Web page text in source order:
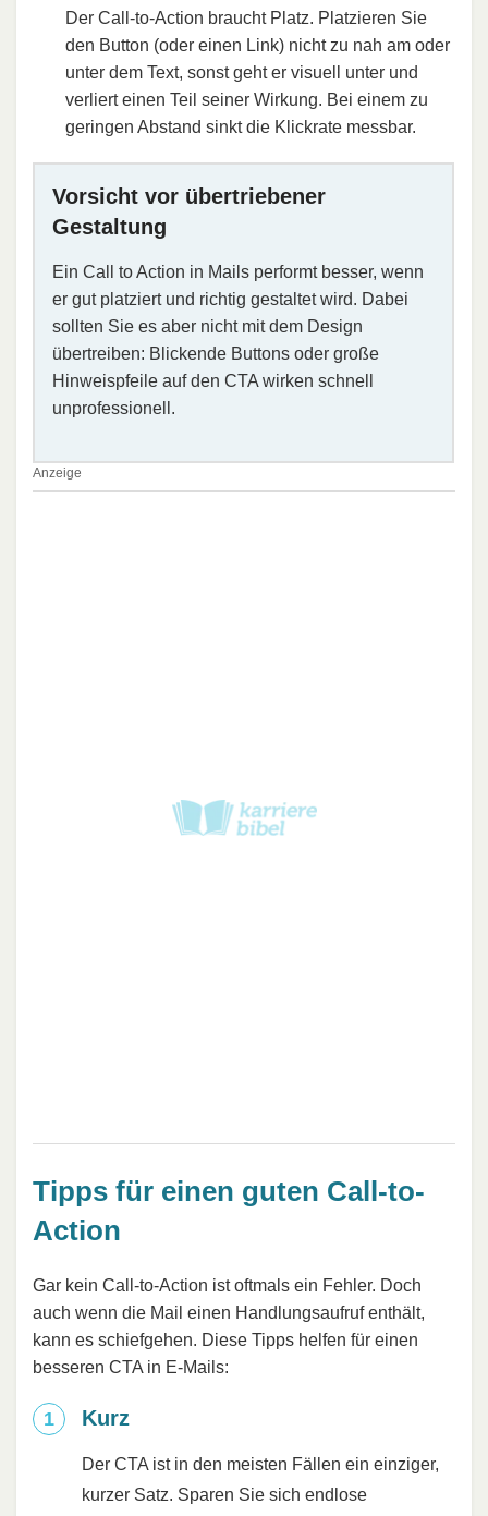
Der Call-to-Action braucht Platz. Platzieren Sie
den Button (oder einen Link) nicht zu nah am oder
unter dem Text, sonst geht er visuell unter und
verliert einen Teil seiner Wirkung. Bei einem zu
geringen Abstand sinkt die Klickrate messbar.
Vorsicht vor übertriebener
Gestaltung
Ein Call to Action in Mails performt besser, wenn
er gut platziert und richtig gestaltet wird. Dabei
sollten Sie es aber nicht mit dem Design
übertreiben: Blickende Buttons oder große
Hinweispfeile auf den CTA wirken schnell
unprofessionell.
Anzeige
Tipps für einen guten Call-to-
Action
Gar kein Call-to-Action ist oftmals ein Fehler. Doch
auch wenn die Mail einen Handlungsaufruf enthält,
kann es schiefgehen. Diese Tipps helfen für einen
besseren CTA in E-Mails:
Kurz
Der CTA ist in den meisten Fällen ein einziger,
kurzer Satz. Sparen Sie sich endlose